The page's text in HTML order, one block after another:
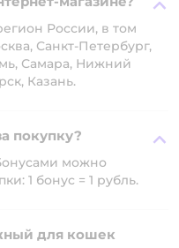
России, в том
Санкт-Петербург,
Самара, Нижний
Казань.
покупку?
можно
1 бонус = 1 рубль.
для кошек